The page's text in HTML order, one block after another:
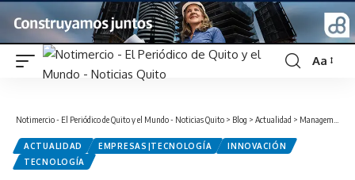
Font
Aa
Notimercio - El Periódico de Quito y el Mundo - Noticias Quito > Blog > Actualidad > Management Summit 2026: las empresas replantean la gestión del talento en un mercado laboral cada vez más competitivo
ACTUALIDAD EMPRESAS|TECNOLOGÍA
INNOVACIÓN
TECNOLOGÍA